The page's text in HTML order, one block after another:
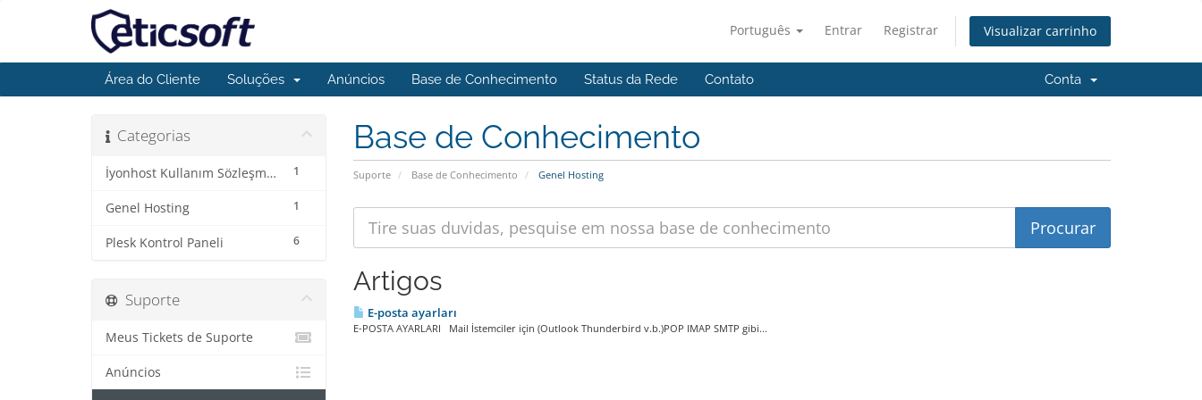
Português Entrar Registrar Visualizar carrinho
Área do Cliente Soluções Anúncios Base de Conhecimento Status da Rede Contato Conta
Base de Conhecimento
Suporte Base de Conhecimento Genel Hosting
Categorias
1
İyonhost Kullanım Sözleşme ve Koşulları
1
Genel Hosting
6
Plesk Kontrol Paneli
Artigos
E-posta ayarları
E-POSTA AYARLARI Mail İstemciler için (Outlook Thunderbird v.b.)POP IMAP SMTP gibi...
Suporte
Meus Tickets de Suporte
Anúncios